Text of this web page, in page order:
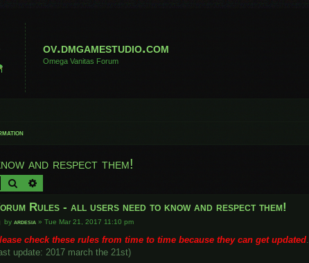
ov.dmgamestudio.com
Omega Vanitas Forum
and respect them!
Search
Rules - all users need to know and respect them!
P
s
byardesia »Tue Mar 21, 2017 11:10 pm
check these rules from time to time because they can get updated.
update: 2017 march the 21st)